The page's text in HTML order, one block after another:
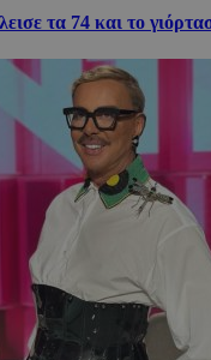
τα 74 και το